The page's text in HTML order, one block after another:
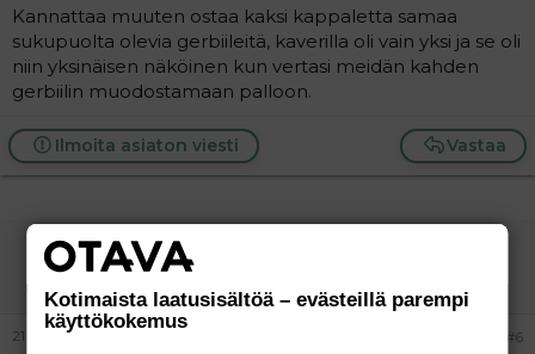
Kannattaa muuten ostaa kaksi kappaletta samaa
sukupuolta olevia gerbiileitä, kaverilla oli vain yksi ja se oli
niin yksinäisen näköinen kun vertasi meidän kahden
gerbiilin muodostamaan palloon.
Vastaa
Ilmoita asiaton viesti
NeitiNasu
Aktiivinen jäsen
21.02.2005 #6
Kotimaista laatusisältöä – evästeillä parempi
käyttökokemus